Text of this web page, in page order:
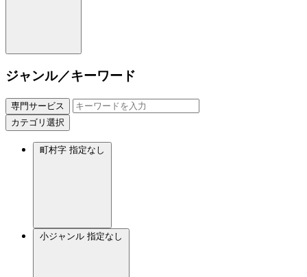
ジャンル／キーワード
専門サービス
カテゴリ選択
町村字 指定なし
小ジャンル 指定なし